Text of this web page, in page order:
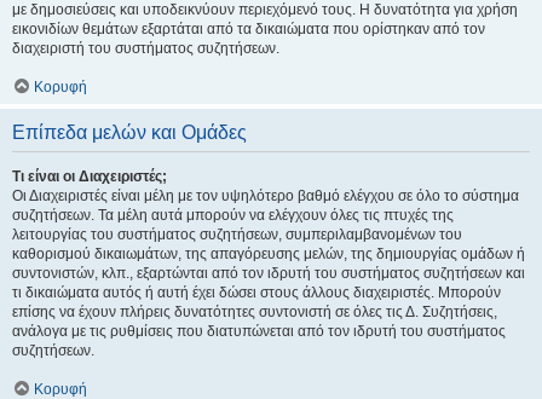
με δημοσιεύσεις και υποδεικνύουν περιεχόμενό τους. Η δυνατότητα για χρήση
εικονιδίων θεμάτων εξαρτάται από τα δικαιώματα που ορίστηκαν από τον
διαχειριστή του συστήματος συζητήσεων.
Κορυφή
Επίπεδα μελών και Ομάδες
Τι είναι οι Διαχειριστές;
Οι Διαχειριστές είναι μέλη με τον υψηλότερο βαθμό ελέγχου σε όλο το σύστημα
συζητήσεων. Τα μέλη αυτά μπορούν να ελέγχουν όλες τις πτυχές της
λειτουργίας του συστήματος συζητήσεων, συμπεριλαμβανομένων του
καθορισμού δικαιωμάτων, της απαγόρευσης μελών, της δημιουργίας ομάδων ή
συντονιστών, κλπ., εξαρτώνται από τον ιδρυτή του συστήματος συζητήσεων και
τι δικαιώματα αυτός ή αυτή έχει δώσει στους άλλους διαχειριστές. Μπορούν
επίσης να έχουν πλήρεις δυνατότητες συντονιστή σε όλες τις Δ. Συζητήσεις,
ανάλογα με τις ρυθμίσεις που διατυπώνεται από τον ιδρυτή του συστήματος
συζητήσεων.
Κορυφή